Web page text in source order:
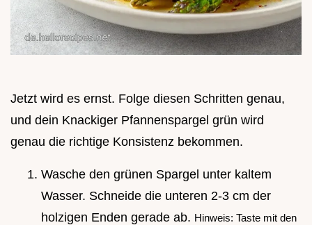
Jetzt wird es ernst. Folge diesen Schritten genau,
und dein Knackiger Pfannenspargel grün wird
genau die richtige Konsistenz bekommen.
Wasche den grünen Spargel unter kaltem
Wasser. Schneide die unteren 2-3 cm der
holzigen Enden gerade ab. Hinweis: Taste mit den